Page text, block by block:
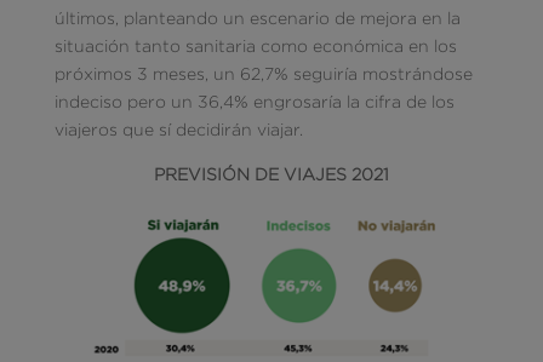
últimos, planteando un escenario de mejora en la
situación tanto sanitaria como económica en los
próximos 3 meses, un 62,7% seguiría mostrándose
indeciso pero un 36,4% engrosaría la cifra de los
viajeros que sí decidirán viajar.
PREVISIÓN DE VIAJES 2021